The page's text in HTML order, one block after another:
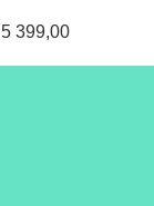
5 399,00